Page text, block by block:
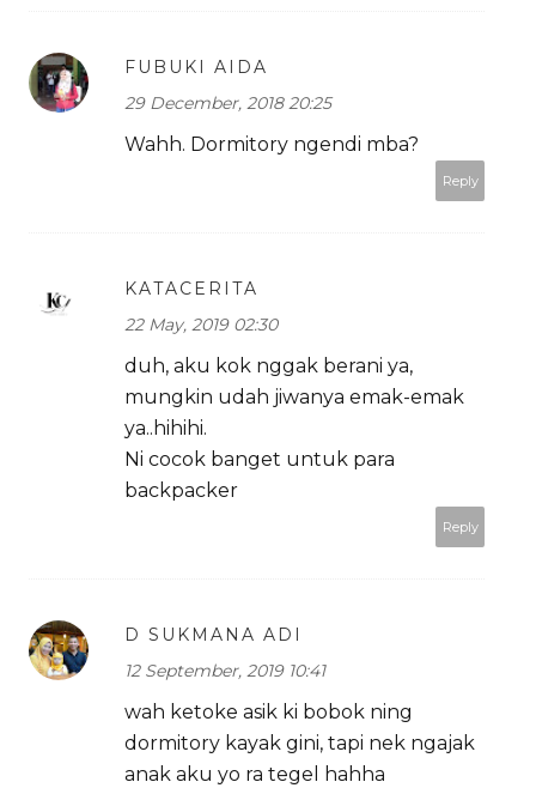
FUBUKI AIDA
29 December, 2018 20:25
Wahh. Dormitory ngendi mba?
Reply
KATACERITA
22 May, 2019 02:30
duh, aku kok nggak berani ya,
mungkin udah jiwanya emak-emak
ya..hihihi.
Ni cocok banget untuk para
backpacker
Reply
D SUKMANA ADI
12 September, 2019 10:41
wah ketoke asik ki bobok ning
dormitory kayak gini, tapi nek ngajak
anak aku yo ra tegel hahha